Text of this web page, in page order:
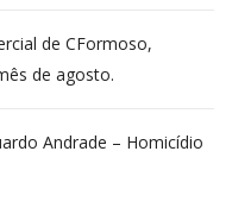
de CFormoso,
de agosto.
Andrade – Homicídio